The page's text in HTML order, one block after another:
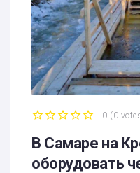
0 ( 0
В Самаре на
оборудовать